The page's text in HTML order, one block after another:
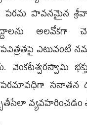
పావనమైన
అలవోకగా
ఎటువంటి
వెంకటేశ్వరస్వామి
సనాతన